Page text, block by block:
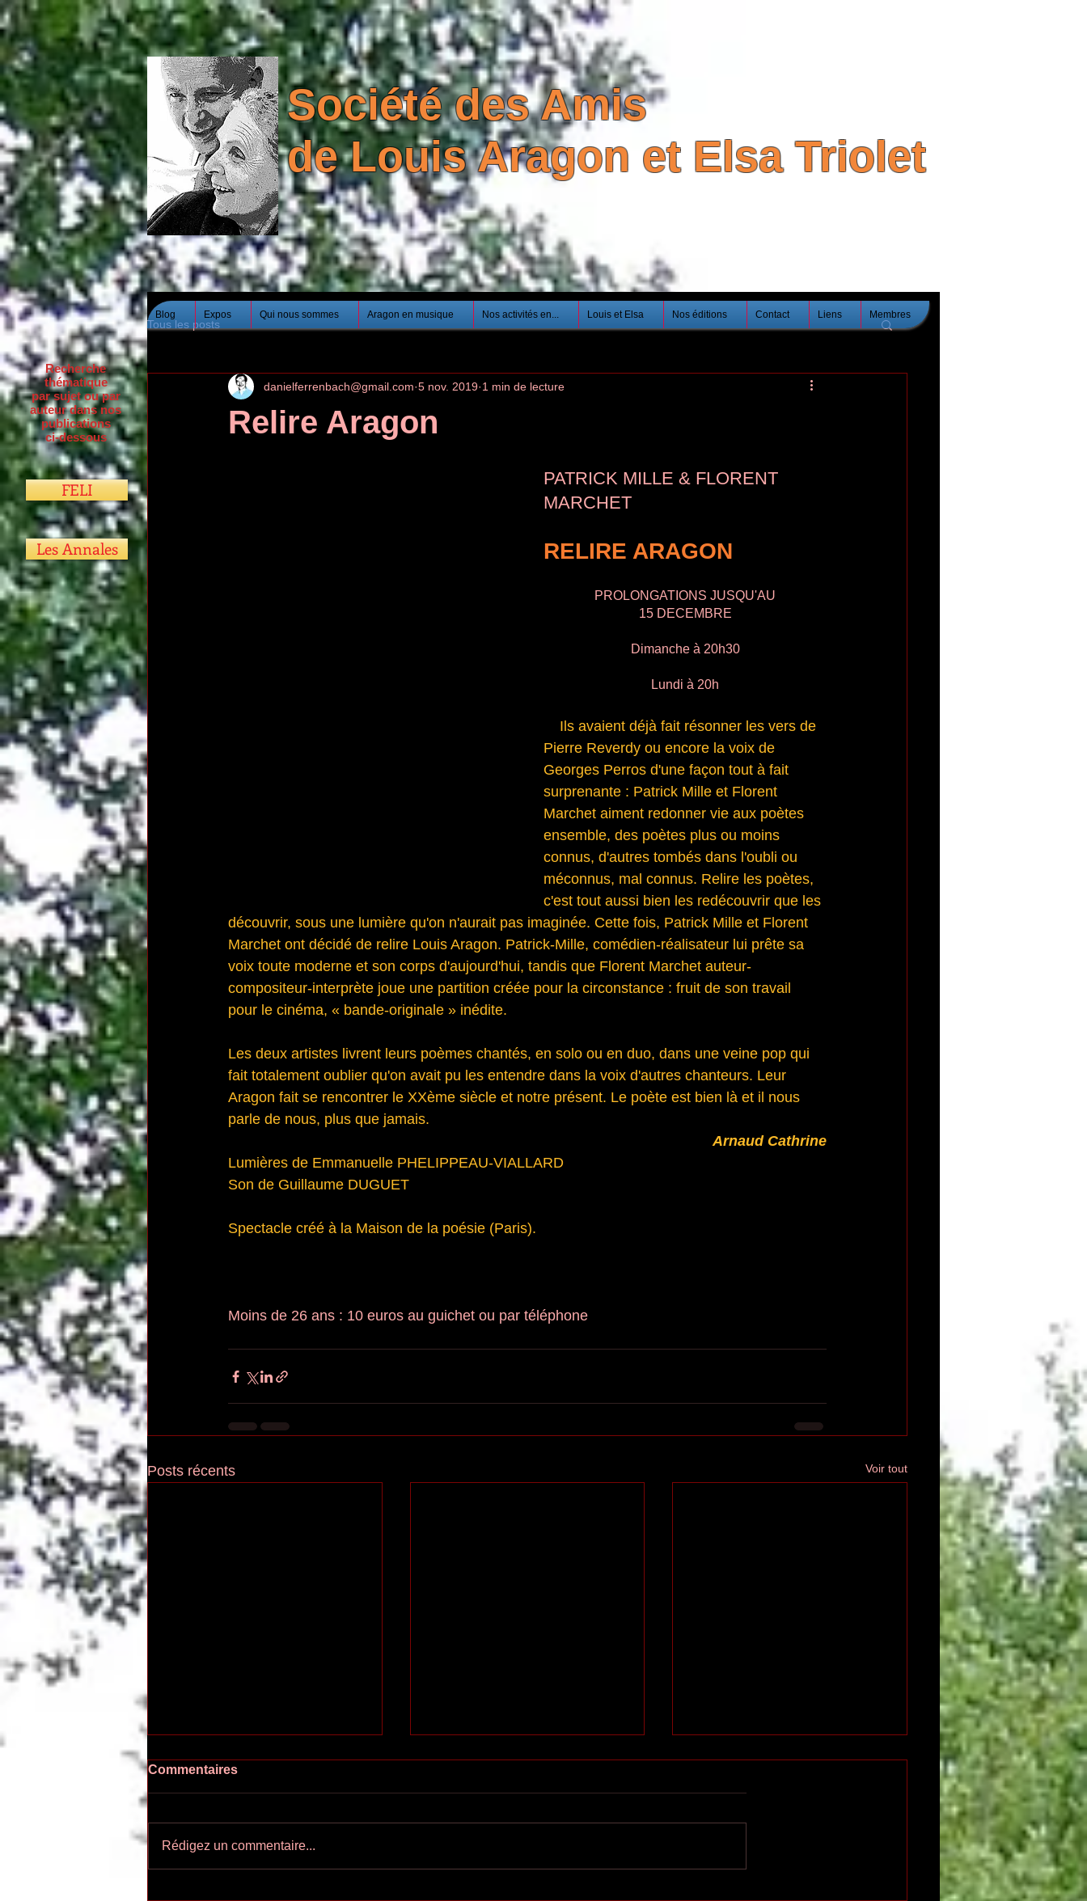
Société des Amis
de Louis Aragon et Elsa Triolet
Blog Expos Qui nous sommes Aragon en musique Nos activités en... Louis et Elsa Nos éditions Contact Liens Membres
Tous les posts
Relire Aragon
danielferrenbach@gmail.com 5 nov. 2019 1 min de lecture
PATRICK MILLE & FLORENT
MARCHET
RELIRE ARAGON
PROLONGATIONS JUSQU'AU
15 DECEMBRE
Dimanche à 20h30
Lundi à 20h
Pierre Reverdy ou encore la voix de
Georges Perros d'une façon tout à fait
surprenante : Patrick Mille et Florent
Marchet aiment redonner vie aux poètes
ensemble, des poètes plus ou moins
connus, d'autres tombés dans l'oubli ou
méconnus, mal connus. Relire les poètes,
c'est tout aussi bien les redécouvrir que les
découvrir, sous une lumière qu'on n'aurait pas imaginée. Cette fois, Patrick Mille et Florent
Marchet ont décidé de relire Louis Aragon. Patrick-Mille, comédien-réalisateur lui prête sa
voix toute moderne et son corps d'aujourd'hui, tandis que Florent Marchet auteur-
compositeur-interprète joue une partition créée pour la circonstance : fruit de son travail
pour le cinéma, « bande-originale » inédite.
Les deux artistes livrent leurs poèmes chantés, en solo ou en duo, dans une veine pop qui
fait totalement oublier qu'on avait pu les entendre dans la voix d'autres chanteurs. Leur
Aragon fait se rencontrer le XXème siècle et notre présent. Le poète est bien là et il nous
parle de nous, plus que jamais.
Arnaud Cathrine
Lumières de Emmanuelle PHELIPPEAU-VIALLARD
Son de Guillaume DUGUET
Spectacle créé à la Maison de la poésie (Paris).
Moins de 26 ans : 10 euros au guichet ou par téléphone
Posts récents Voir tout
Ecoutez-voir n°55
Commentaires
Rédigez un commentaire...
Recherche
thématique
par sujet ou par
auteur dans nos
publications
ci-dessous
FELI
Les Annales